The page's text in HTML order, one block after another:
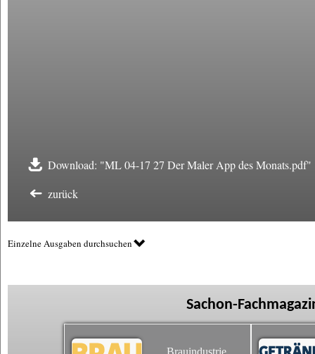
Download: "ML 04-17 27 Der Maler App des Monats.pdf"
zurück
Einzelne Ausgaben durchsuchen
Sachon-
Brauindustrie